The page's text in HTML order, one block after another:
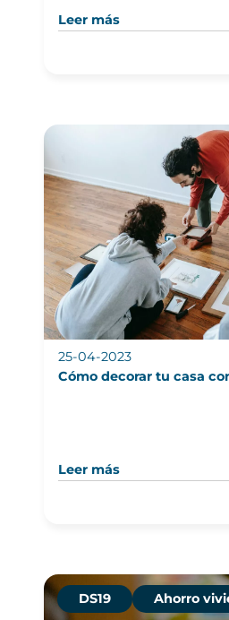
Leer más
25-04-2023
Cómo decorar tu casa
Leer más
DS19 Ahorro